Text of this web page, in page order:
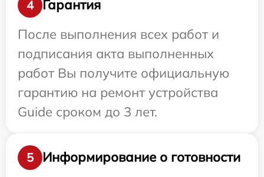
4
Гарантия
После выполнения всех работ и
подписания акта выполненных
работ Вы получите официальную
гарантию на ремонт устройства
Guide сроком до 3 лет.
5
Информирование о готовности